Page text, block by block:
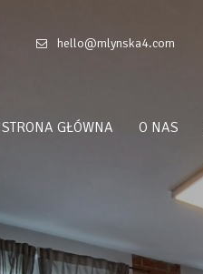
hello@mlynska4.com
STRONA GŁÓWNA O NAS